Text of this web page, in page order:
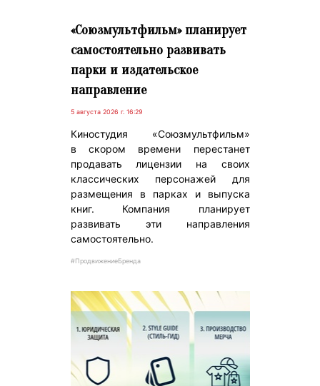
«Союзмультфильм» планирует
самостоятельно развивать
парки и издательское
направление
5 августа 2026 г. 16:29
Киностудия «Союзмультфильм»
в скором времени перестанет
продавать лицензии на своих
классических персонажей для
размещения в парках и выпуска
книг. Компания планирует
развивать эти направления
самостоятельно.
#ПродвижениеБренда